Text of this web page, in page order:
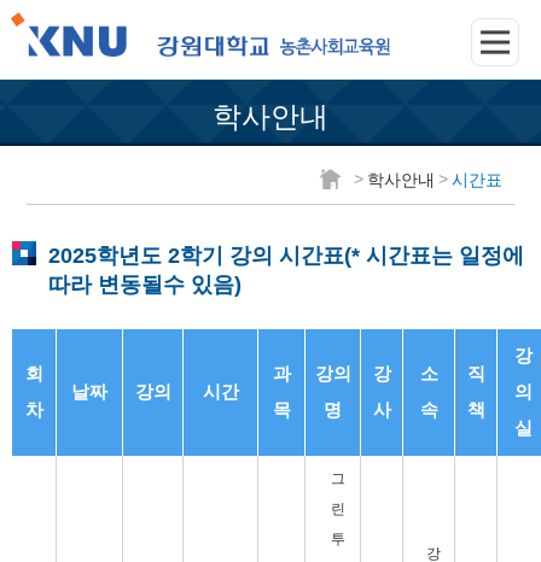
학사안내
> 학사안내 > 시간표
2025학년도 2학기 강의 시간표(* 시간표는 일정에
따라 변동될수 있음)
회
차
날짜 강의 시간
과
목
강의
명
강
사
소
속
직
책
강
의
실
그
린
투
강